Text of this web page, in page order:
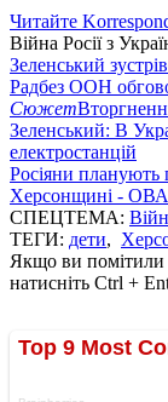
Читайте
Війна Росії з
Зеленський
Радбез ООН
Сюжет
Зеленський: В
електростанцій
Росіяни планують
Херсонщині - ОВА
СПЕЦТЕМА:
ТЕГИ: дети,
Якщо ви помітили
натисніть Ctrl +